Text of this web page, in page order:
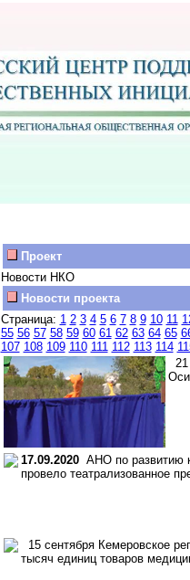
Проект
Новости НКО
Новости проекта
Страница: 1 2 3 4 5 6 7 8 9 10 11
55 56 57 58 59 60 61 62 63 64 65
107 108 109 110 111 112 113 114
21
17.09.2020АНО по развитию
провело театрализованное
15 сентября Кемеровское
тысяч единиц товаров